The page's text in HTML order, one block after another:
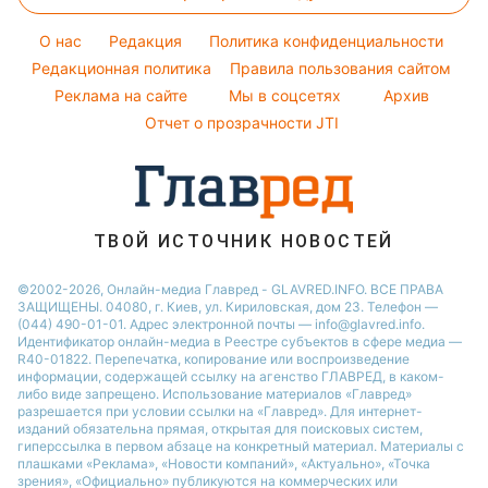
Новости Полтавы
Максим Галкин
Настя Каменских
Виталий Козловский
София Ротару
Ольга Сумская
Простые блюда
Легкие десерты
Напитки
Оптические иллюзии
Народные приметы
Все о шоу-бизнесе
O нас Редакция
Политика конфиденциальности
Редакционная политика
Правила пользования сайтом
Реклама на сайте
Мы в соцсетях
Архив
Отчет о прозрачности JTI
ТВОЙ ИСТОЧНИК НОВОСТЕЙ
©2002-2026, Онлайн-медиа Главред - GLAVRED.INFO. ВСЕ ПРАВА
ЗАЩИЩЕНЫ. 04080, г. Киев, ул. Кириловская, дом 23. Телефон —
(044) 490-01-01. Адрес электронной почты — info@glavred.info.
Идентификатор онлайн-медиа в Реестре cубъектов в сфере медиа —
R40-01822. Перепечатка, копирование или воспроизведение
информации, содержащей ссылку на агенство ГЛАВРЕД, в каком-
либо виде запрещено. Использование материалов «Главред»
разрешается при условии ссылки на «Главред». Для интернет-
изданий обязательна прямая, открытая для поисковых систем,
гиперссылка в первом абзаце на конкретный материал. Материалы с
плашками «Реклама», «Новости компаний», «Актуально», «Точка
зрения», «Официально» публикуются на коммерческих или